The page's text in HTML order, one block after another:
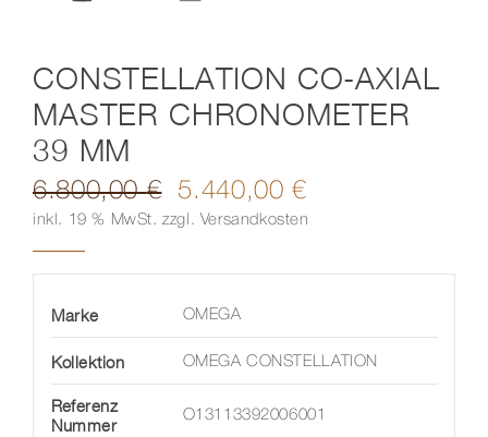
CONSTELLATION CO-AXIAL
MASTER CHRONOMETER
39 MM
6.800,00€
Ursprünglicher
Preis
war:
6.800,00 €
5.440,00€
Aktueller
Preis
ist:
5.440,00 €.
inkl. 19 % MwSt. zzgl. Versandkosten
Marke OMEGA
Kollektion OMEGA CONSTELLATION
Referenz
Nummer
O13113392006001